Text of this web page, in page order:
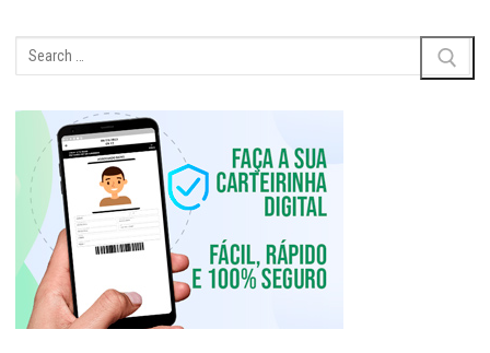
Pesquisar
por: